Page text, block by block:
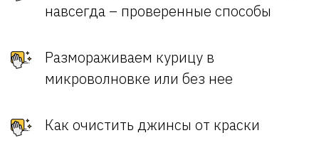
навсегда – проверенные способы
Размораживаем курицу в
микроволновке или без нее
Как очистить джинсы от краски